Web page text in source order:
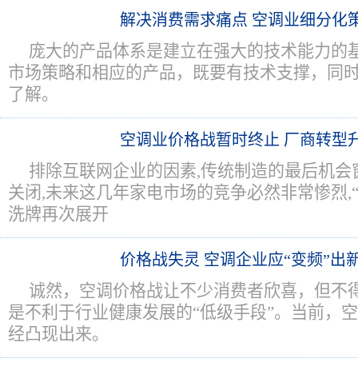
解决消费需求痛点 空调业细分化
庞大的产品体系是建立在强大的技术能力的
市场策略和相应的产品，既要有技术支撑，同
了解。
空调业价格战暂时终止 厂商转型
排除互联网企业的因素,传统制造的最后机会
关闭,未来这几年家电市场的竞争必然非常惨烈
洗牌再次展开
价格战失灵 空调企业应“变频”出
诚然，空调价格战让不少消费者欣喜，但不
是不利于行业健康发展的“低级手段”。当前，
经凸现出来。